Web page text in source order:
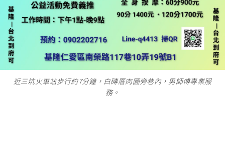
近三坑火車站步行約7分鐘，白磚厝肉圓旁巷內，男師傅專業服
務。